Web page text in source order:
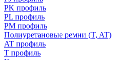
PK профиль
PL профиль
PM профиль
Полиуретановые ремни (T, AT)
AT профиль
T профиль